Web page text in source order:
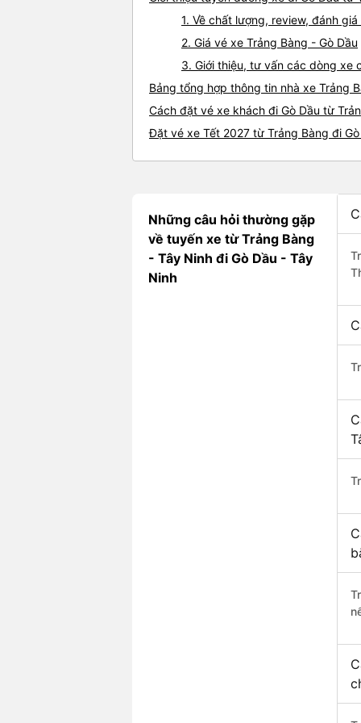
1. Về chất lượng, review, đánh
2. Giá vé xe Trảng Bàng - Gò Dầu
3. Giới thiệu, tư vấn các dòng xe
Bảng tổng hợp thông tin nhà xe Trảng
Cách đặt vé xe khách đi Gò Dầu từ
Đặt vé xe Tết 2027 từ Trảng Bàng đi Gò
Những câu hỏi thường gặp
về tuyến xe từ Trảng Bàng
- Tây Ninh đi Gò Dầu - Tây
Ninh